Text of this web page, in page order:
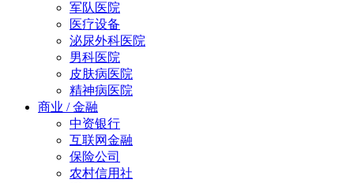
军队医院
医疗设备
泌尿外科医院
男科医院
皮肤病医院
精神病医院
商业 / 金融
中资银行
互联网金融
保险公司
农村信用社